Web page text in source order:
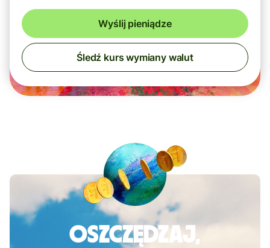
Wyślij pieniądze
Śledź kurs wymiany walut
Oszczędzaj,